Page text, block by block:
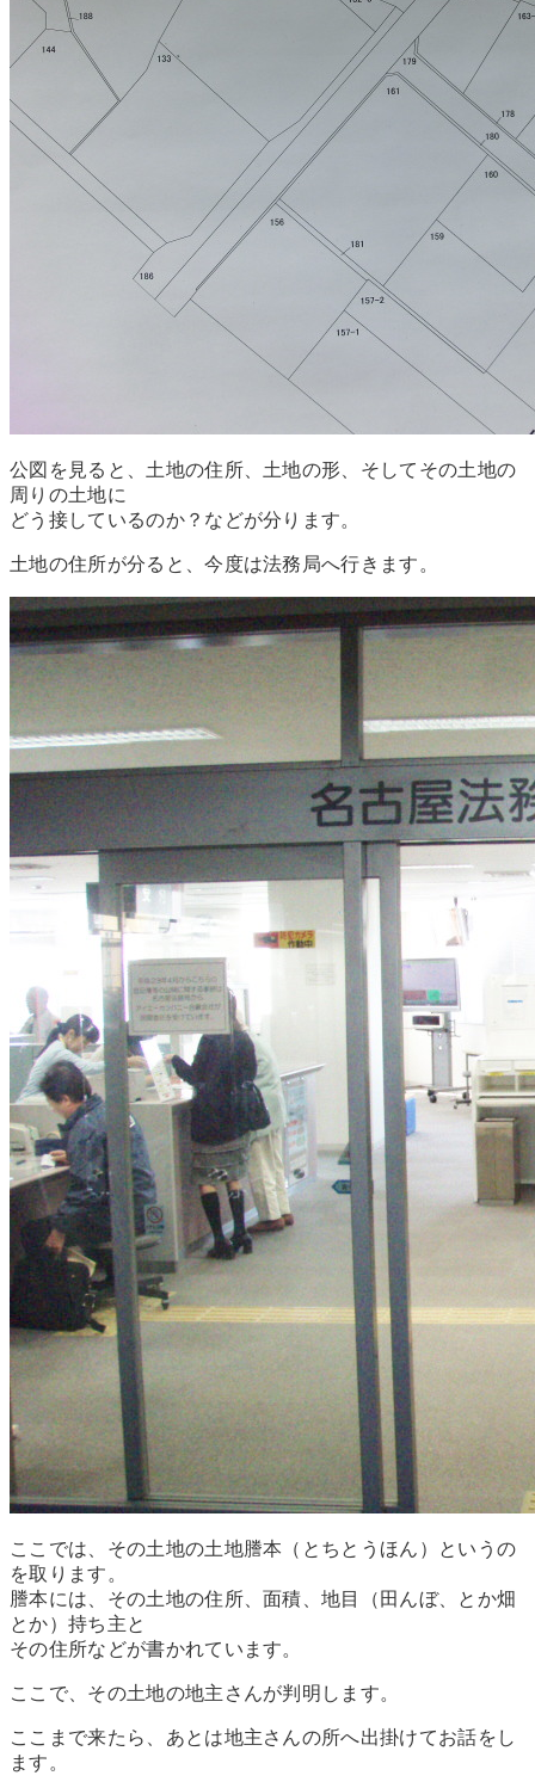
公図を見ると、土地の住所、土地の形、そしてその土地の
周りの土地に
どう接しているのか？などが分ります。
土地の住所が分ると、今度は法務局へ行きます。
ここでは、その土地の土地謄本（とちとうほん）というの
を取ります。
謄本には、その土地の住所、面積、地目（田んぼ、とか畑
とか）持ち主と
その住所などが書かれています。
ここで、その土地の地主さんが判明します。
ここまで来たら、あとは地主さんの所へ出掛けてお話をし
ます。